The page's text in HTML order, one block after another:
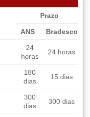
Prazo
ANS Bradesco
24
horas
24 horas
180
dias
15 dias
300
dias
300 dias